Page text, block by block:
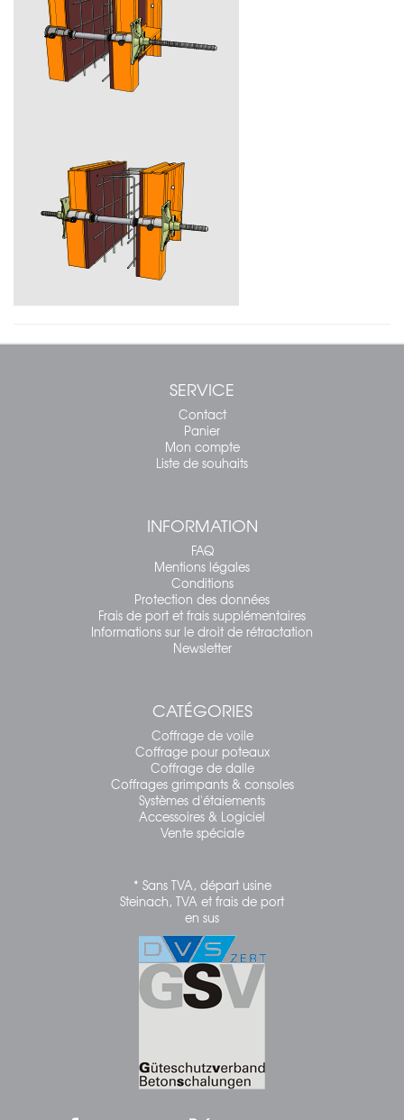
SERVICE
Contact
Panier
Mon compte
Liste de souhaits
INFORMATION
FAQ
Mentions légales
Conditions
Protection des données
Frais de port et frais supplémentaires
Informations sur le droit de rétractation
Newsletter
CATÉGORIES
Coffrage de voile
Coffrage pour poteaux
Coffrage de dalle
Coffrages grimpants & consoles
Systèmes d'étaiements
Accessoires & Logiciel
Vente spéciale
* Sans TVA, départ usine
Steinach, TVA et frais de port
en sus